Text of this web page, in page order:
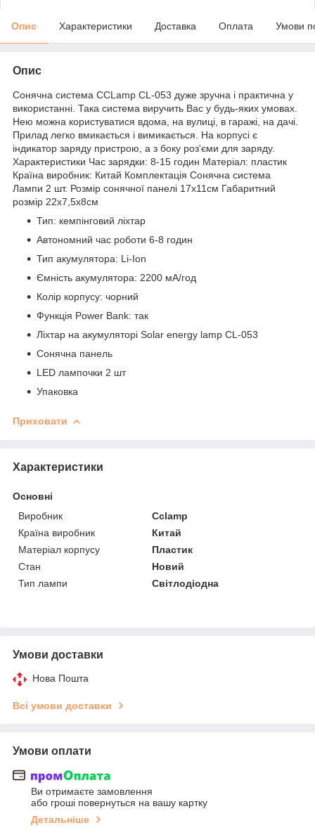
Опис Характеристики Доставка Оплата Умови
Опис
Сонячна система CCLamp CL-053 дуже зручна і практична у
використанні. Така система виручить Вас у будь-яких умовах.
Нею можна користуватися вдома, на вулиці, в гаражі, на дачі.
Прилад легко вмикається і вимикається. На корпусі є
індикатор заряду пристрою, а з боку роз'єми для заряду.
Характеристики Час зарядки: 8-15 годин Матеріал: пластик
Країна виробник: Китай Комплектація Сонячна система
Лампи 2 шт. Розмір сонячної панелі 17х11см Габаритний
розмір 22х7,5х8см
Тип: кемпінговий ліхтар
Автономний час роботи 6-8 годин
Тип акумулятора: Li-Ion
Ємність акумулятора: 2200 мА/год
Колір корпусу: чорний
Функція Power Bank: так
Ліхтар на акумуляторі Solar energy lamp CL-053
Сонячна панель
LED лампочки 2 шт
Упаковка
Приховати
Характеристики
Основні
Виробник
Cclamp
Країна виробник
Китай
Матеріал корпусу
Пластик
Стан
Новий
Тип лампи
Світлодіодна
Умови доставки
Нова Пошта
Всі умови доставки
Умови оплати
Ви отримаєте замовлення
або гроші повернуться на вашу картку
Детальніше